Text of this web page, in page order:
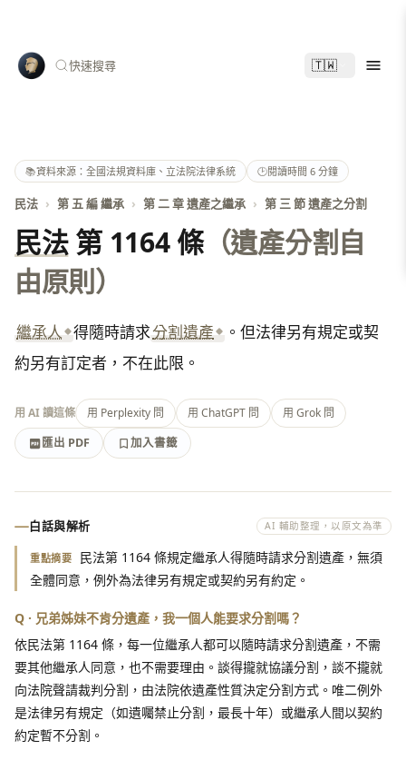
快速搜尋 🇹🇼
📚資料來源：全國法規資料庫、立法院法律系統 🕑閱讀時間 6 分鐘
民法 › 第 五 編 繼承 › 第 二 章 遺產之繼承 › 第 三 節 遺產之分割
民法第 1164 條（遺產分割自
由原則）
繼承人 得隨時請求分割遺產
。但法律另有規定或契
約另有訂定者，不在此限。
用 AI 讀這條 用 Perplexity 問 用 ChatGPT 問
用 Grok 問
匯出 PDF
加入書籤
匯出 PDF
加入書籤
白話與解析 AI 輔助整理，以原文為準
重點摘要
民法第 1164 條規定繼承人得隨時請求分割遺產，無須
全體同意，例外為法律另有規定或契約另有約定。
Q · 兄弟姊妹不肯分遺產，我一個人能要求分割嗎？
依民法第 1164 條，每一位繼承人都可以隨時請求分割遺產，不需
要其他繼承人同意，也不需要理由。談得攏就協議分割，談不攏就
向法院聲請裁判分割，由法院依遺產性質決定分割方式。唯二例外
是法律另有規定（如遺囑禁止分割，最長十年）或繼承人間以契約
約定暫不分割。